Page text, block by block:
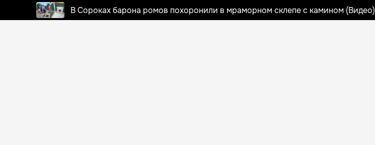
В Сороках барона ромов похоронили в мраморном склепе с камином (Видео)